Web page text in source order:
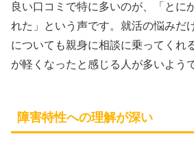
良い口コミで特に多いのが、「とに
れた」という声です。就活の悩みだ
についても親身に相談に乗ってくれ
が軽くなったと感じる人が多いよう
障害特性への理解が深い